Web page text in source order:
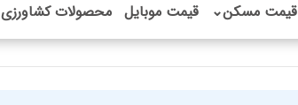
قیمت مسکن⌄ قیمت موبایل محصولات کشاورزی